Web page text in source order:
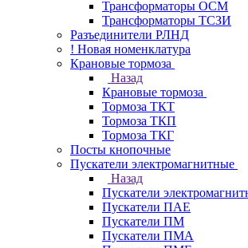
Трансформаторы ОСМ
Трансформаторы ТСЗИ
Разъединители РЛНД
! Новая номенклатура
Крановые тормоза
Назад
Крановые тормоза
Тормоза ТКТ
Тормоза ТКП
Тормоза ТКГ
Посты кнопочные
Пускатели электромагнитные
Назад
Пускатели
Пускатели ПАЕ
Пускатели ПМ
Пускатели ПМА